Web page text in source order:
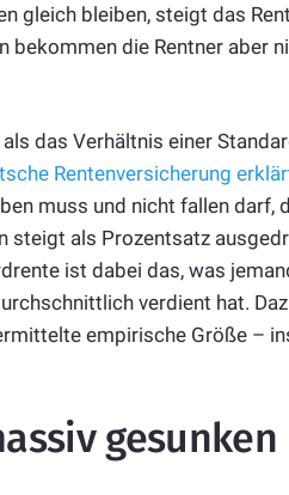
gleich bleiben, steigt das
bekommen die Rentner aber
das Verhältnis einer
Rentenversicherung
muss und nicht fallen darf,
steigt als Prozentsatz
ist dabei das, was
verdient hat.
empirische Größe –
gesunken